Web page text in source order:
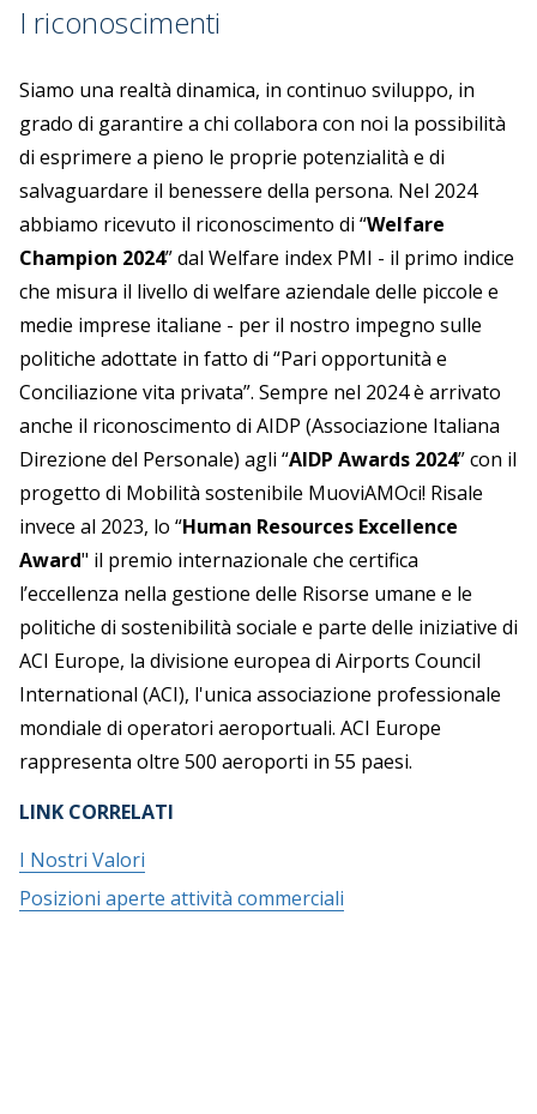
I riconoscimenti
Siamo una realtà dinamica, in continuo sviluppo, in
grado di garantire a chi collabora con noi la possibilità
di esprimere a pieno le proprie potenzialità e di
salvaguardare il benessere della persona. Nel 2024
abbiamo ricevuto il riconoscimento di “Welfare
Champion 2024” dal Welfare index PMI - il primo indice
che misura il livello di welfare aziendale delle piccole e
medie imprese italiane - per il nostro impegno sulle
politiche adottate in fatto di “Pari opportunità e
Conciliazione vita privata”. Sempre nel 2024 è arrivato
anche il riconoscimento di AIDP (Associazione Italiana
Direzione del Personale) agli “AIDP Awards 2024” con il
progetto di Mobilità sostenibile MuoviAMOci! Risale
invece al 2023, lo “Human Resources Excellence
Award" il premio internazionale che certifica
l’eccellenza nella gestione delle Risorse umane e le
politiche di sostenibilità sociale e parte delle iniziative di
ACI Europe, la divisione europea di Airports Council
International (ACI), l'unica associazione professionale
mondiale di operatori aeroportuali. ACI Europe
rappresenta oltre 500 aeroporti in 55 paesi.
LINK CORRELATI
I Nostri Valori
Posizioni aperte attività commerciali